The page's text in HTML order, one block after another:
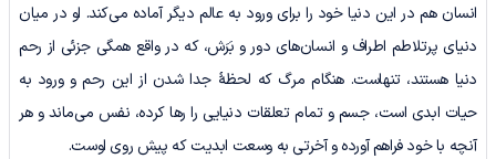
انسان هم در این دنیا خود را برای ورود به عالم دیگر آماده می‌کند. او در میان
دنیای پرتلاطم اطراف و انسان‌های دور و بَرَش، که در واقع همگی جزئی از رحم
دنیا هستند، تنهاست. هنگام مرگ که لحظۀ جدا شدن از این رحم و ورود به
حیات ابدی است، جسم و تمام تعلقات دنیایی را رها کرده، نفس می‌ماند و هر
آنچه با خود فراهم آورده و آخرتی به وسعت ابدیت که پیش روی اوست.